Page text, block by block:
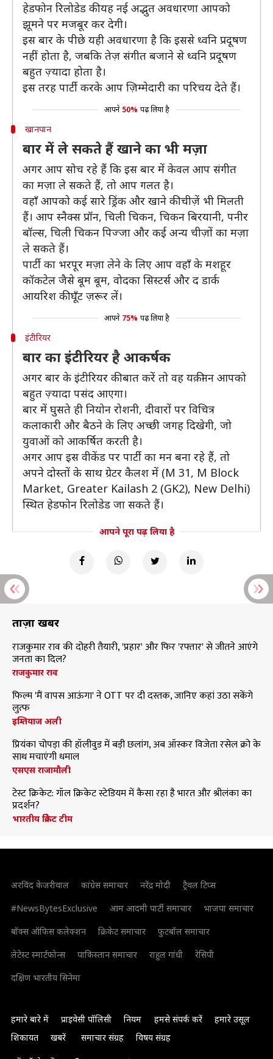
हेडफोन रिलोडेड की यह नई अद्भुत अवधारणा आपको
झूमने पर मजबूर कर देगी।
इस बार के पीछे यही अवधारणा है कि इससे ध्वनि प्रदूषण
नहीं होता है, जबकि तेज़ संगीत बजाने से ध्वनि प्रदूषण
बहुत ज़्यादा होता है।
इस तरह पार्टी करके आप ज़िम्मेदारी का परिचय देते हैं।
आपने 50% पढ़ लिया है
खानपान
बार में ले सकते हैं खाने का भी मज़ा
अगर आप सोच रहे हैं कि इस बार में केवल आप संगीत
का मज़ा ले सकते हैं, तो आप गलत है।
वहाँ आपको कई सारे ड्रिंक और खाने की चीज़ें भी मिलती
हैं। आप स्नैक्स प्रॉन, चिली चिकन, चिकन बिरयानी, पनीर
बॉल्स, चिली चिकन पिज्जा और कई अन्य चीज़ों का मज़ा
ले सकते हैं।
पार्टी का भरपूर मज़ा लेने के लिए आप वहाँ के मशहूर
कॉकटेल जैसे बूम बूम, वोदका सिस्टर्स और द डार्क
आयरिश की घूँट ज़रूर लें।
आपने 75% पढ़ लिया है
इंटीरियर
बार का इंटीरियर है आकर्षक
अगर बार के इंटीरियर की बात करें तो वह यक़ीनन आपको
बहुत ज़्यादा पसंद आएगा।
बार में घुसते ही नियोन रोशनी, दीवारों पर विचित्र
कलाकारी और बैठने के लिए अच्छी जगह दिखेगी, जो
युवाओं को आकर्षित करती है।
अगर आप इस वीकेंड पर पार्टी का मन बना रहे हैं, तो
अपने दोस्तों के साथ ग्रेटर कैलश में (M 31, M Block
Market, Greater Kailash 2 (GK2), New Delhi)
स्थित हेडफोन रिलोडेड जा सकते हैं।
आपने पूरा पढ़ लिया है
ताज़ा खबरें
राजकुमार राव की दोहरी तैयारी, 'प्रहार' और फिर 'रफ्तार' से जीतने आएंगे
जनता का दिल?
राजकुमार राव
फिल्म 'मैं वापस आऊंगा' ने OTT पर दी दस्तक, जानिए कहां उठा सकेंगे
लुत्फ
इम्तियाज अली
प्रियंका चोपड़ा की हॉलीवुड में बड़ी छलांग, अब ऑस्कर विजेता रसेल क्रो के
साथ मचाएंगी धमाल
एसएस राजामौली
टेस्ट क्रिकेट: गॉल क्रिकेट स्टेडियम में कैसा रहा है भारत और श्रीलंका का
प्रदर्शन?
भारतीय क्रिकेट टीम
अरविंद केजरीवाल कांग्रेस समाचार नरेंद्र मोदी
ट्रैवल टिप्स
#NewsBytesExclusive
आम आदमी पार्टी समाचार
भाजपा समाचार
बॉक्स ऑफिस कलेक्शन
क्रिकेट समाचार
फुटबॉल समाचार
लेटेस्ट स्मार्टफोन्स
पाकिस्तान समाचार राहुल गांधी
रेसिपी
दक्षिण भारतीय सिनेमा
हमारे बारे में प्राइवेसी पॉलिसी नियम हमसे संपर्क करें
हमारे उसूल
शिकायत
खबरें समाचार संग्रह विषय संग्रह